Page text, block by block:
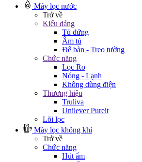
Máy lọc nước
Trở về
Kiểu dáng
Tủ đứng
Âm tủ
Để bàn - Treo tường
Chức năng
Lọc Ro
Nóng - Lạnh
Không dùng điện
Thương hiệu
Truliva
Unilever Pureit
Lõi lọc
Máy lọc không khí
Trở về
Chức năng
Hút ẩm